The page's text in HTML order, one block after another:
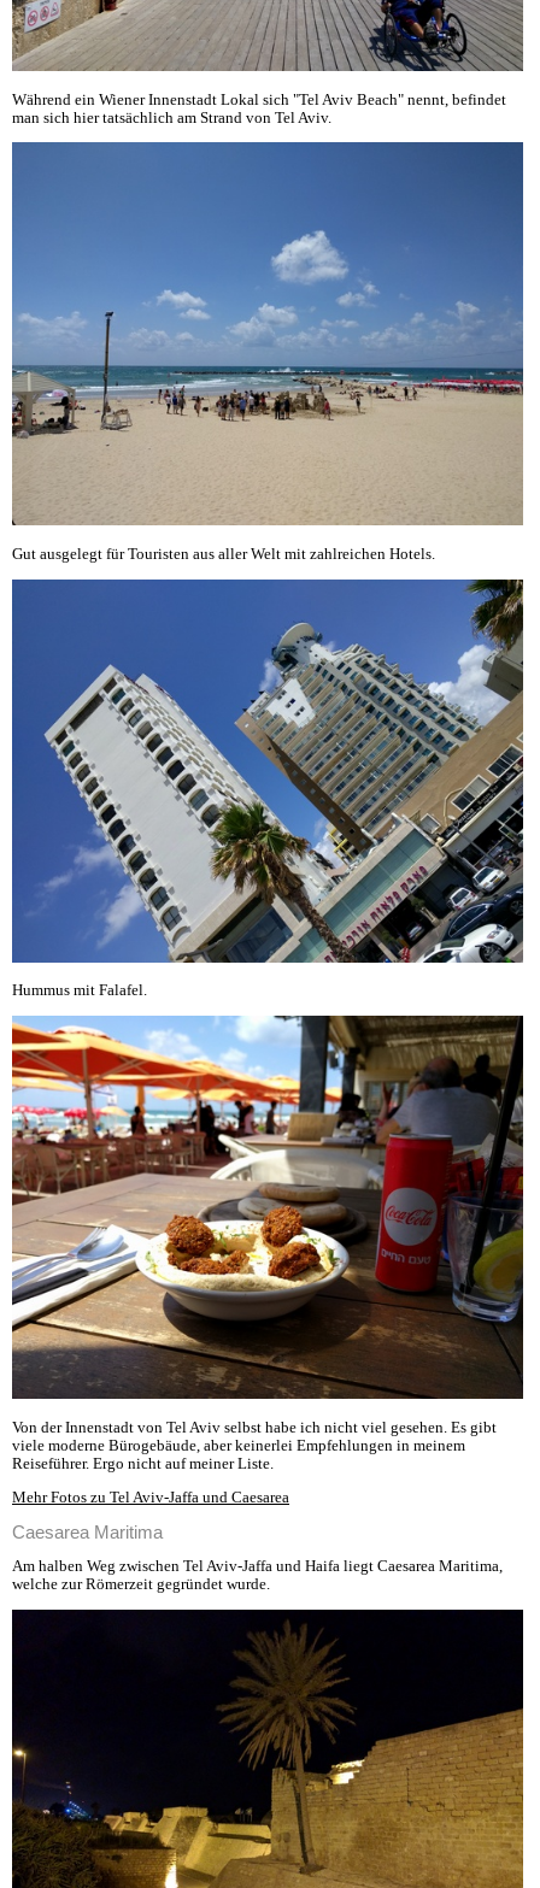
Während ein Wiener Innenstadt Lokal sich "Tel Aviv Beach" nennt, befindet
man sich hier tatsächlich am Strand von Tel Aviv.
Gut ausgelegt für Touristen aus aller Welt mit zahlreichen Hotels.
Hummus mit Falafel.
Von der Innenstadt von Tel Aviv selbst habe ich nicht viel gesehen. Es gibt
viele moderne Bürogebäude, aber keinerlei Empfehlungen in meinem
Reiseführer. Ergo nicht auf meiner Liste.
Mehr Fotos zu Tel Aviv-Jaffa und Caesarea
Caesarea Maritima
Am halben Weg zwischen Tel Aviv-Jaffa und Haifa liegt Caesarea Maritima,
welche zur Römerzeit gegründet wurde.